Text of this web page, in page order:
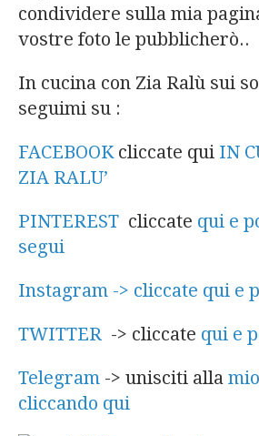
condividere sulla mia
vostre foto le pubblicherò..
In cucina con Zia Ralù sui
seguimi su :
FACEBOOK cliccate qui IN
ZIA RALU’
PINTEREST cliccate qui e
segui
Instagram -> cliccate qui e
TWITTER -> cliccate qui e
Telegram -> unisciti alla
cliccando qui